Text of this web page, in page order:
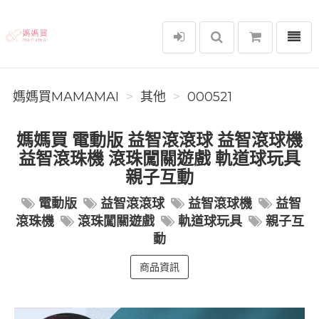
媽媽買MAMAMAI
選單
媽媽買MAMAMAI 其他 000521
媽媽買 電動版 益智滾滾球 益智滾球機
益智滾珠機 滾珠闖關遊戲 軌道球玩具
親子互動
電動版 益智滾滾球 益智滾球機
益智
滾珠機
滾珠闖關遊戲 軌道球玩具
親子互
動
商品資訊